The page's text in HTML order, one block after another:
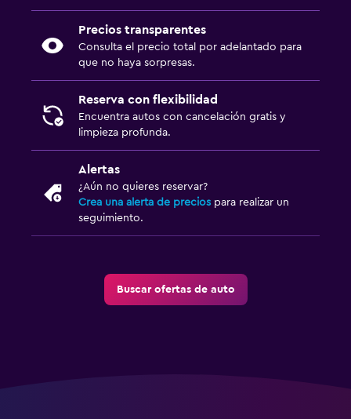
Precios transparentes
Consulta el precio total por adelantado para
que no haya sorpresas.
Reserva con flexibilidad
Encuentra autos con cancelación gratis y
limpieza profunda.
Alertas
¿Aún no quieres reservar?
Crea una alerta de precios para realizar un
seguimiento.
Buscar ofertas de auto